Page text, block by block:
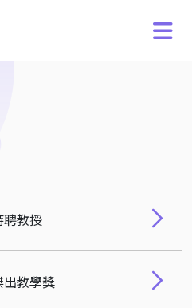
聘教授
出教學獎